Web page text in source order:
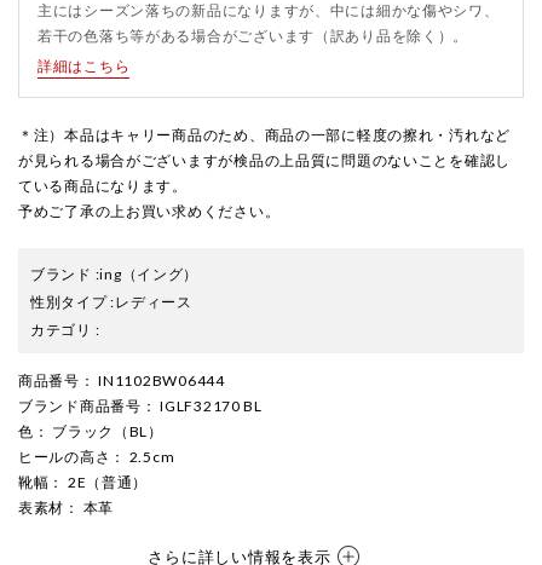
主にはシーズン落ちの新品になりますが、中には細かな傷やシワ、
若干の色落ち等がある場合がございます（訳あり品を除く）。
詳細はこちら
＊注）本品はキャリー商品のため、商品の一部に軽度の擦れ・汚れなど
が見られる場合がございますが検品の上品質に問題のないことを確認し
ている商品になります。
予めご了承の上お買い求めください。
ブランド :ing （イング）
性別タイプ:レディース
カテゴリ :
商品番号 ： IN1102BW06444
ブランド商品番号 ： IGLF32170 BL
色 ： ブラック（BL）
ヒールの高さ ： 2.5cm
靴幅 ： 2E（普通）
表素材 ： 本革
さらに詳しい情報を表示